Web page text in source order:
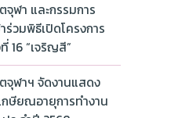
จุฬา และกรรมการ
ร่วมพิธีเปิดโครงการ
16 “เจริญสี”
จุฬาฯ จัดงานแสดง
กษียณอายุการทำงาน